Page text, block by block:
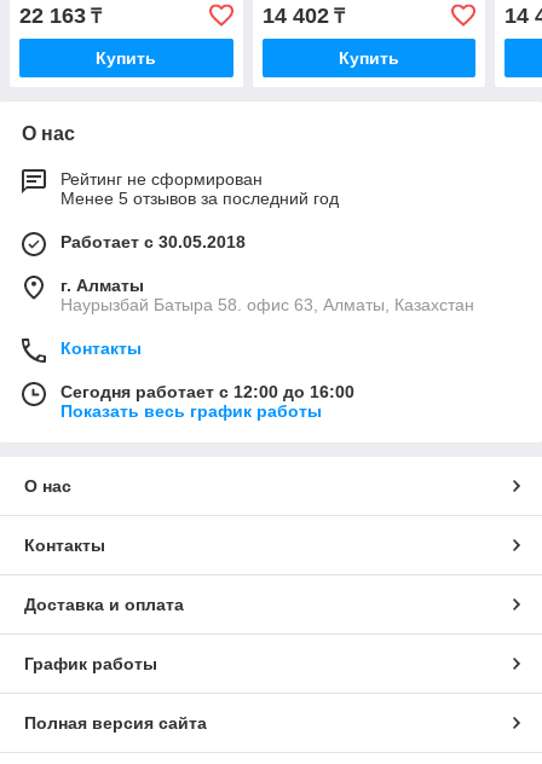
22 163 ₸
Купить
14 402₸
Купить
14
О нас
Рейтинг не сформирован
Менее 5 отзывов за последний год
Работает с 30.05.2018
г. Алматы
Наурызбай Батыра 58. офис 63, Алматы, Казахстан
Контакты
Сегодня работает с 12:00 до 16:00
Показать весь график работы
О нас
Контакты
Доставка и оплата
График работы
Полная версия сайта